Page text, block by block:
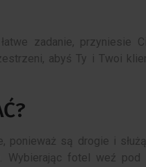
zadanie, przyniesie
abyś Ty i Twoi
ponieważ są drogie i
fotel weź pod